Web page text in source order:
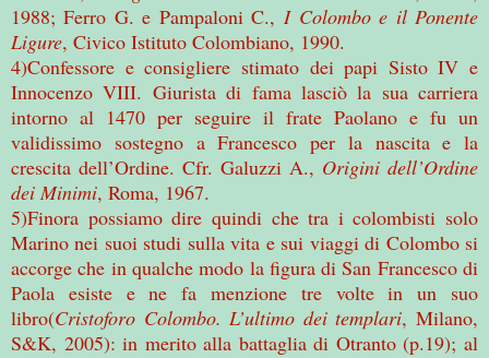
1988; Ferro G. e Pampaloni C., I Colombo e il Ponente
Ligure, Civico Istituto Colombiano, 1990.
4)Confessore e consigliere stimato dei papi Sisto IV e
Innocenzo VIII. Giurista di fama lasciò la sua carriera
intorno al 1470 per seguire il frate Paolano e fu un
validissimo sostegno a Francesco per la nascita e la
crescita dell’Ordine. Cfr. Galuzzi A., Origini dell’Ordine
dei Minimi, Roma, 1967.
5)Finora possiamo dire quindi che tra i colombisti solo
Marino nei suoi studi sulla vita e sui viaggi di Colombo si
accorge che in qualche modo la figura di San Francesco di
Paola esiste e ne fa menzione tre volte in un suo
libro(Cristoforo Colombo. L’ultimo dei templari, Milano,
S&K, 2005): in merito alla battaglia di Otranto (p.19); al